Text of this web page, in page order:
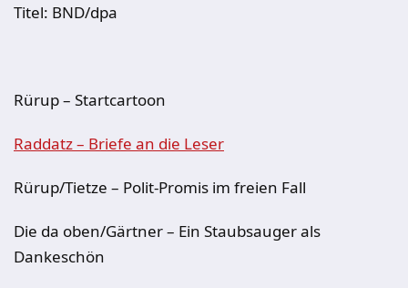
Titel: BND/dpa
Rürup – Startcartoon
Raddatz – Briefe an die Leser
Rürup/Tietze – Polit-Promis im freien Fall
Die da oben/Gärtner – Ein Staubsauger als
Dankeschön